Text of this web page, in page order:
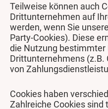
Teilweise können auch
Drittunternehmen auf
werden, wenn Sie
Party-Cookies). Diese
die Nutzung
Drittunternehmens (z.B.
von
Cookies haben
Zahlreiche Cookies sind